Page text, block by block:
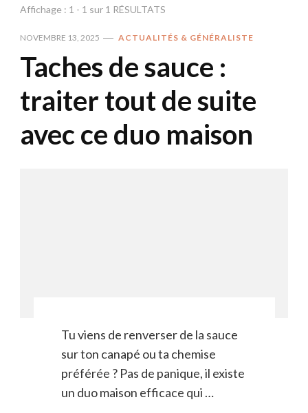
Affichage : 1 - 1 sur 1 RÉSULTATS
NOVEMBRE 13, 2025 ACTUALITÉS & GÉNÉRALISTE
Taches de sauce :
traiter tout de suite
avec ce duo maison
Tu viens de renverser de la sauce
sur ton canapé ou ta chemise
préférée ? Pas de panique, il existe
un duo maison efficace qui …